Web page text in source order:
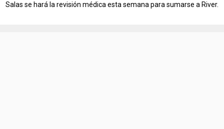
Salas se hará la revisión médica esta semana para sumarse a River.